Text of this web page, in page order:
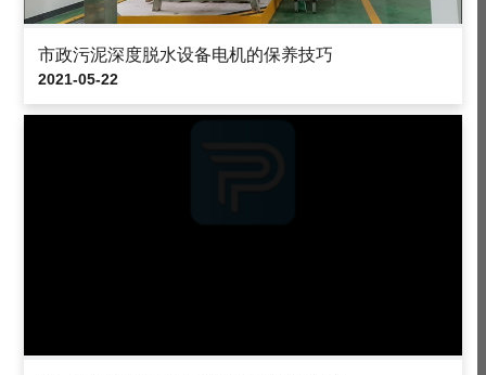
市政污泥深度脱水设备电机的保养技巧
2021-05-22